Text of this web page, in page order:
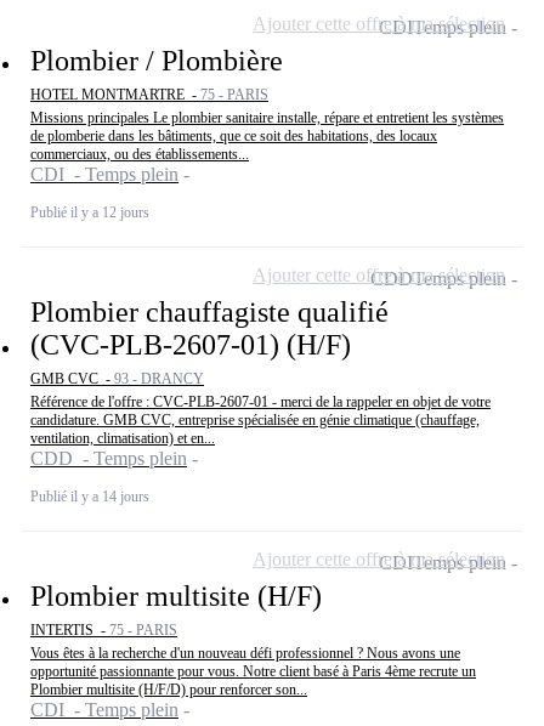
Plombier / Plombière
HOTEL MONTMARTRE - 75 - PARIS
Missions principales Le plombier sanitaire installe, répare et entretient les systèmes
de plomberie dans les bâtiments, que ce soit des habitations, des locaux
commerciaux, ou des établissements...
CDI - Temps plein
Publié il y a 12 jours
CDITemps plein
Ajouter cette offre à ma sélection
Plombier chauffagiste qualifié
(CVC-PLB-2607-01) (H/F)
GMB CVC - 93 - DRANCY
Référence de l'offre : CVC-PLB-2607-01 - merci de la rappeler en objet de votre
candidature. GMB CVC, entreprise spécialisée en génie climatique (chauffage,
ventilation, climatisation) et en...
CDD - Temps plein
Publié il y a 14 jours
CDDTemps plein
Ajouter cette offre à ma sélection
Plombier multisite (H/F)
INTERTIS - 75 - PARIS
Vous êtes à la recherche d'un nouveau défi professionnel ? Nous avons une
opportunité passionnante pour vous. Notre client basé à Paris 4ème recrute un
Plombier multisite (H/F/D) pour renforcer son...
CDI - Temps plein
CDITemps plein
Ajouter cette offre à ma sélection